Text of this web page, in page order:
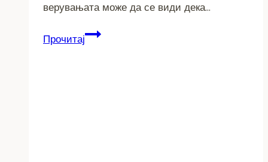
верувањата може да се види дека…
ПрочитајБожик